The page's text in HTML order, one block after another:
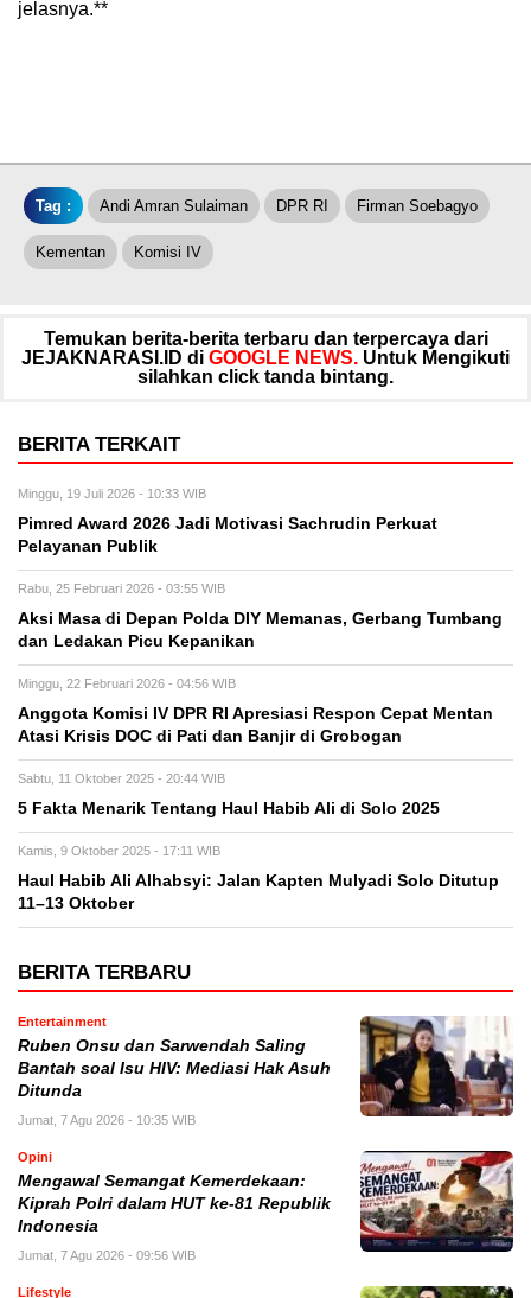
jelasnya.**
Tag : Andi Amran Sulaiman DPR RI Firman Soebagyo
Kementan Komisi IV
Temukan berita-berita terbaru dan terpercaya dari
JEJAKNARASI.ID di GOOGLE NEWS. Untuk Mengikuti
silahkan click tanda bintang.
BERITA TERKAIT
Minggu, 19 Juli 2026 - 10:33 WIB
Pimred Award 2026 Jadi Motivasi Sachrudin Perkuat
Pelayanan Publik
Rabu, 25 Februari 2026 - 03:55 WIB
Aksi Masa di Depan Polda DIY Memanas, Gerbang Tumbang
dan Ledakan Picu Kepanikan
Minggu, 22 Februari 2026 - 04:56 WIB
Anggota Komisi IV DPR RI Apresiasi Respon Cepat Mentan
Atasi Krisis DOC di Pati dan Banjir di Grobogan
Sabtu, 11 Oktober 2025 - 20:44 WIB
5 Fakta Menarik Tentang Haul Habib Ali di Solo 2025
Kamis, 9 Oktober 2025 - 17:11 WIB
Haul Habib Ali Alhabsyi: Jalan Kapten Mulyadi Solo Ditutup
11–13 Oktober
BERITA TERBARU
Entertainment
Ruben Onsu dan Sarwendah Saling
Bantah soal Isu HIV: Mediasi Hak Asuh
Ditunda
Jumat, 7 Agu 2026 - 10:35 WIB
Opini
Mengawal Semangat Kemerdekaan:
Kiprah Polri dalam HUT ke-81 Republik
Indonesia
Jumat, 7 Agu 2026 - 09:56 WIB
Lifestyle